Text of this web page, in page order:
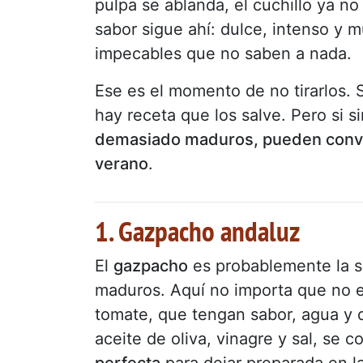
pulpa se ablanda, el cuchillo ya
sabor sigue ahí: dulce, intenso y
impecables que no saben a nada.
Ese es el momento de no tirarlos.
hay receta que los salve. Pero si
demasiado maduros, pueden
verano.
1. Gazpacho andaluz
El gazpacho es probablemente la
maduros. Aquí no importa que no
tomate, que tengan sabor, agua
aceite de oliva, vinagre y sal, se